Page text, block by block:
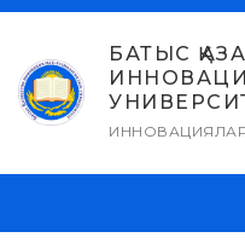
Skip
content
БАТЫС